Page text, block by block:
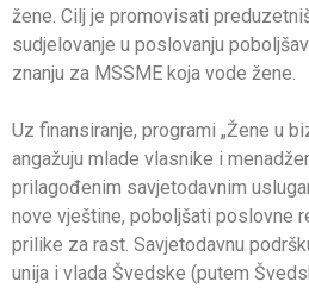
žene. Cilj je promovisati
sudjelovanje u poslovanju
znanju za MSSME koja vode žene.
Uz finansiranje, programi „Žene u
angažuju mlade vlasnike i
prilagođenim savjetodavnim
nove vještine, poboljšati poslovne
prilike za rast. Savjetodavnu
unija i vlada Švedske (putem